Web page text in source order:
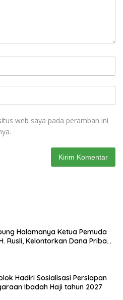
web saya pada peramban ini
Halamanya Ketua Pemuda
Rusli, Kelontorkan Dana Pribadi
Hadiri Sosialisasi Persiapan
Ibadah Haji tahun 2027